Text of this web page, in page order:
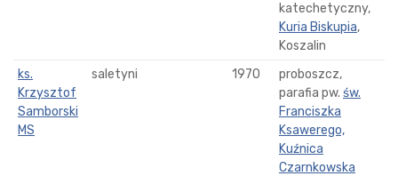
katechetyczny,
Kuria Biskupia,
Koszalin
ks.
Krzysztof
Samborski
MS
saletyni 1970
proboszcz,
parafia pw. św.
Franciszka
Ksawerego,
Kuźnica
Czarnkowska